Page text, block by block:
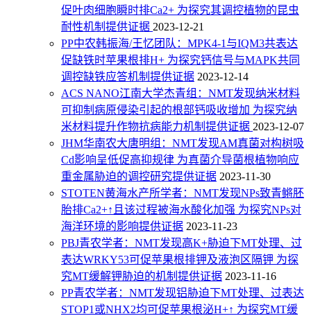
促叶肉细胞瞬时排Ca2+ 为探究其调控植物的昆虫
耐性机制提供证据 2023-12-21
PP中农韩振海/王忆团队：MPK4-1与IQM3共表达
促缺铁时苹果根排H+ 为探究钙信号与MAPK共同
调控缺铁应答机制提供证据 2023-12-14
ACS NANO江南大学杰青组：NMT发现纳米材料
可抑制病原侵染引起的根部钙吸收增加 为探究纳
米材料提升作物抗病能力机制提供证据 2023-12-07
JHM华南农大唐明组：NMT发现AM真菌对构树吸
Cd影响呈低促高抑规律 为真菌介导菌根植物响应
重金属胁迫的调控研究提供证据 2023-11-30
STOTEN黄海水产所学者：NMT发现NPs致青鳉胚
胎排Ca2+↑且该过程被海水酸化加强 为探究NPs对
海洋环境的影响提供证据 2023-11-23
PBJ青农学者：NMT发现高K+胁迫下MT处理、过
表达WRKY53可促苹果根排钾及液泡区隔钾 为探
究MT缓解钾胁迫的机制提供证据 2023-11-16
PP青农学者：NMT发现铝胁迫下MT处理、过表达
STOP1或NHX2均可促苹果根泌H+↑ 为探究MT缓